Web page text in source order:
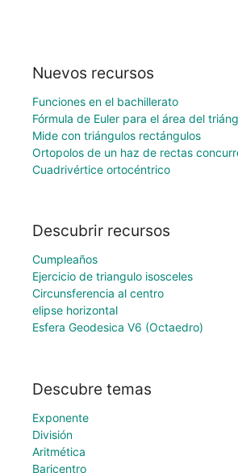
Nuevos recursos
Funciones en el bachillerato
Fórmula de Euler para el área del
Mide con triángulos rectángulos
Ortopolos de un haz de rectas
Cuadrivértice ortocéntrico
Descubrir recursos
Cumpleaños
Ejercicio de triangulo isosceles
Circunsferencia al centro
elipse horizontal
Esfera Geodesica V6 (Octaedro)
Descubre temas
Exponente
División
Aritmética
Baricentro